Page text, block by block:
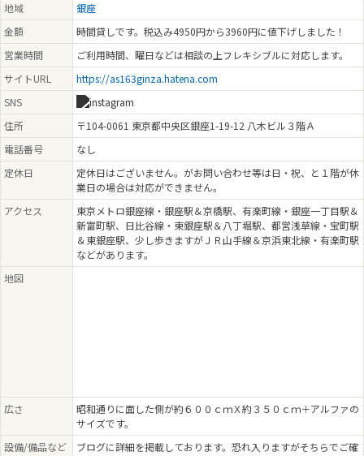
2025.09.18 - 2025.09.18
【京橋蚤の市vol.7】開催のお知らせ
2025.08.23 - 2025.08.24
【銀座ぽちっと蚤の市vol.42】開催のお知らせ
2025.08.09 - 2025.08.10
【銀座ぽちっと蚤の市vol.41】開催のお知らせ
2025.07.24 - 2025.07.24
【京橋蚤の市vol.6】開催のお知らせ
2025.06.28 - 2025.06.28
【銀座ぽちっと蚤の市vol.40】開催のお知らせ
2025.05.28 - 2025.05.28
goo blogサービス終了に伴うブログ引越しのお知らせ
2025.05.22 - 2025.05.22
【京橋蚤の市vol.5】終了しました。
【銀座ぽちっと蚤の市vol.38】開催のお知らせ
2025.02.08 - 2025.02.09
【にゃんこにゃんこまつりvol.4】開催のお知らせ
地域
銀座
金額
時間貸しです。税込み4950円から3960円に値下げしました！
営業時間
ご利用時間、曜日などは相談の上フレキシブルに対応します。
サイトURL
https://as163ginza.hatena.com
SNS
住所
〒104-0061 東京都中央区銀座1-19-12 八木ビル３階Ａ
電話番号
なし
定休日
定休日はございません。がお問い合わせ等は日・祝、と１階が休
業日の場合は対応ができません。
アクセス
東京メトロ銀座線・銀座駅＆京橋駅、有楽町線・銀座一丁目駅＆
新富町駅、日比谷線・東銀座駅＆八丁堀駅、都営浅草線・宝町駅
＆東銀座駅、少し歩きますがＪＲ山手線＆京浜東北線・有楽町駅
などがあります。
地図
広さ
昭和通りに面した側が約６００ｃｍＸ約３５０ｃｍ＋アルファの
サイズです。
設備/備品など
ブログに詳細を掲載しております。恐れ入りますがそちらでご確